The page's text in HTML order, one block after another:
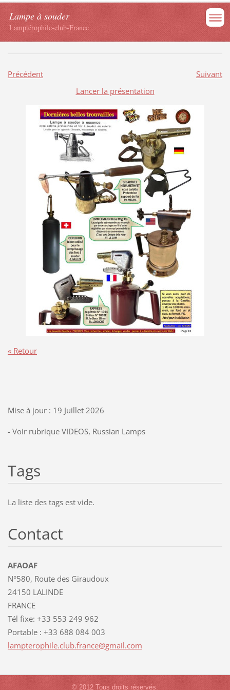
Lampe à souder
Lamptérophile-club-France
Précédent
Suivant
Lancer la présentation
« Retour
Mise à jour : 19 Juillet 2026
- Voir rubrique VIDEOS, Russian Lamps
Tags
La liste des tags est vide.
Contact
AFAOAF
N°580, Route des Giraudoux
24150 LALINDE
FRANCE
Tél fixe: +33 553 249 962
Portable : +33 688 084 003
lampterophile.club.france@gmail.com
© 2012 Tous droits réservés.